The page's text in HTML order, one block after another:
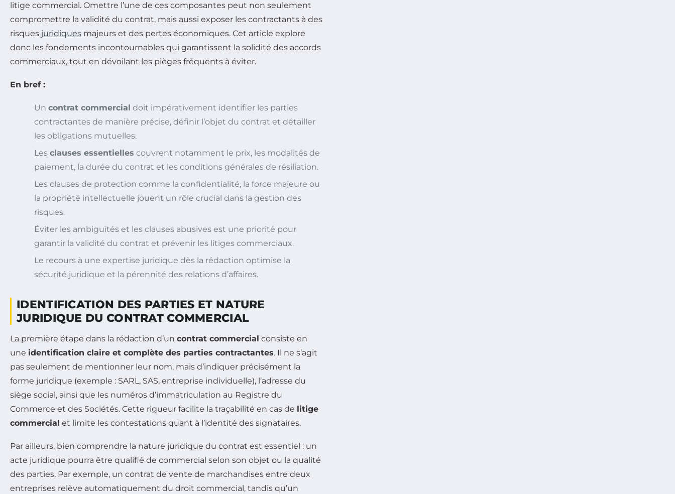
litige commercial. Omettre l’une de ces composantes peut non seulement
compromettre la validité du contrat, mais aussi exposer les contractants à des
risques juridiques majeurs et des pertes économiques. Cet article explore
donc les fondements incontournables qui garantissent la solidité des accords
commerciaux, tout en dévoilant les pièges fréquents à éviter.
En bref :
Un contrat commercial doit impérativement identifier les parties
contractantes de manière précise, définir l’objet du contrat et détailler
les obligations mutuelles.
Les clauses essentielles couvrent notamment le prix, les modalités de
paiement, la durée du contrat et les conditions générales de résiliation.
Les clauses de protection comme la confidentialité, la force majeure ou
la propriété intellectuelle jouent un rôle crucial dans la gestion des
risques.
Éviter les ambiguïtés et les clauses abusives est une priorité pour
garantir la validité du contrat et prévenir les litiges commerciaux.
Le recours à une expertise juridique dès la rédaction optimise la
sécurité juridique et la pérennité des relations d’affaires.
IDENTIFICATION DES PARTIES ET NATURE
JURIDIQUE DU CONTRAT COMMERCIAL
La première étape dans la rédaction d’un contrat commercial consiste en
une identification claire et complète des parties contractantes. Il ne s’agit
pas seulement de mentionner leur nom, mais d’indiquer précisément la
forme juridique (exemple : SARL, SAS, entreprise individuelle), l’adresse du
siège social, ainsi que les numéros d’immatriculation au Registre du
Commerce et des Sociétés. Cette rigueur facilite la traçabilité en cas de litige
commercial et limite les contestations quant à l’identité des signataires.
Par ailleurs, bien comprendre la nature juridique du contrat est essentiel : un
acte juridique pourra être qualifié de commercial selon son objet ou la qualité
des parties. Par exemple, un contrat de vente de marchandises entre deux
entreprises relève automatiquement du droit commercial, tandis qu’un